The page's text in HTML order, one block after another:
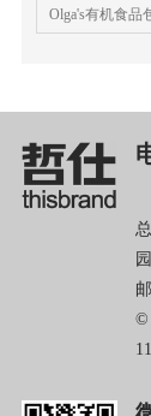
Olga's有机食品
©